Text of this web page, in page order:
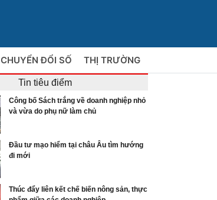
CHUYỂN ĐỔI SỐ THỊ TRƯỜNG
Tin tiêu điểm
Công bố Sách trắng về doanh nghiệp nhỏ
và vừa do phụ nữ làm chủ
Đầu tư mạo hiểm tại châu Âu tìm hướng
đi mới
Thúc đẩy liên kết chế biến nông sản, thực